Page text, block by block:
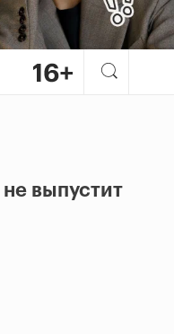
выпустит